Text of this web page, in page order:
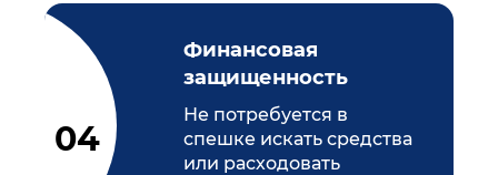
Финансовая
защищенность
Не потребуется в
спешке искать средства
или расходовать